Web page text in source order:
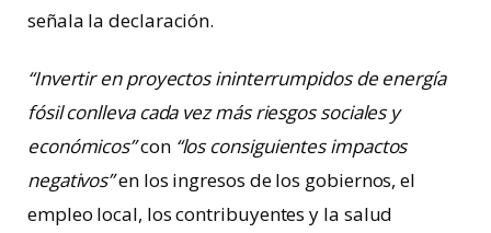
señala la declaración.
“Invertir en proyectos ininterrumpidos de energía
fósil conlleva cada vez más riesgos sociales y
económicos”con“los consiguientes impactos
negativos”en los ingresos de los gobiernos, el
empleo local, los contribuyentes y la salud